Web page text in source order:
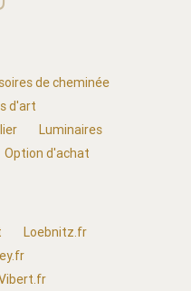
de cheminée
d'art
Luminaires
Option d'achat
Loebnitz.fr